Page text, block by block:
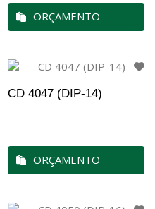
ORÇAMENTO
CD 4047 (DIP-14)
ORÇAMENTO